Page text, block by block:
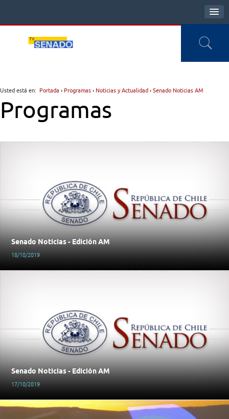
Usted está en: Portada › Programas › Noticias y Actualidad › Senado Noticias AM
Programas
Senado Noticias - Edición AM
18/10/2019
Senado Noticias - Edición AM
17/10/2019